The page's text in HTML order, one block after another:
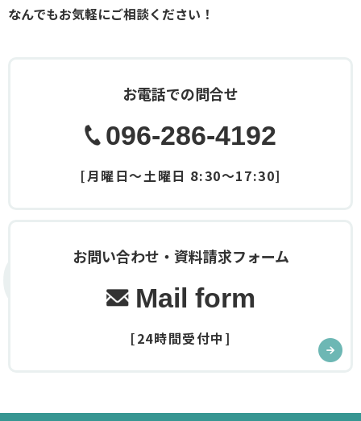
Contact
なんでもお気軽にご相談ください！
お電話での問合せ
096-286-4192
[月曜日～土曜日 8:30～17:30]
お問い合わせ・資料請求フォーム
Mail form
[24時間受付中]